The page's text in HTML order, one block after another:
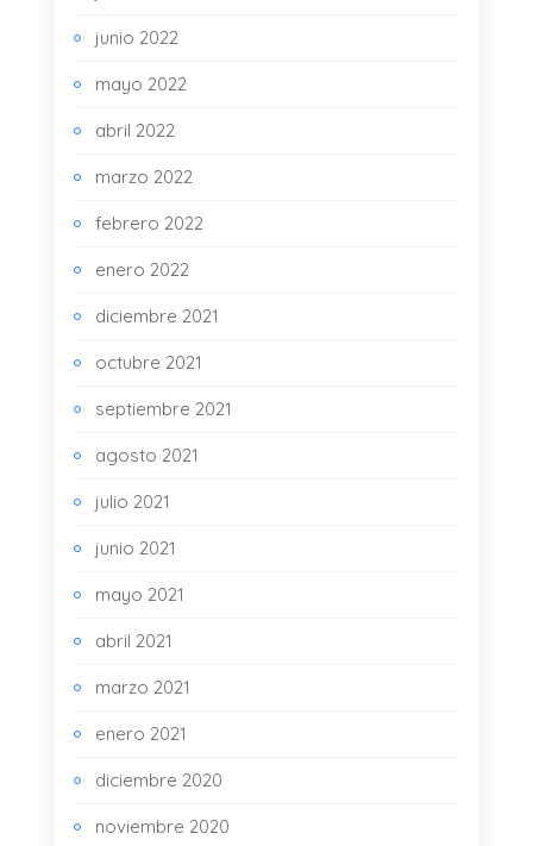
junio 2022
mayo 2022
abril 2022
marzo 2022
febrero 2022
enero 2022
diciembre 2021
octubre 2021
septiembre 2021
agosto 2021
julio 2021
junio 2021
mayo 2021
abril 2021
marzo 2021
enero 2021
diciembre 2020
noviembre 2020